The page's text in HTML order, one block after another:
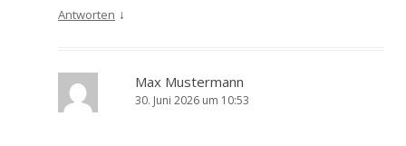
Antworten ↓
Max Mustermann
30. Juni 2026 um 10:53